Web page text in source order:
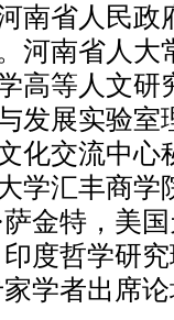
南省人民政
河南省人大
高等人文研
发展实验室
化交流中心
学汇丰商学
金特，美
度哲学研
学者出席